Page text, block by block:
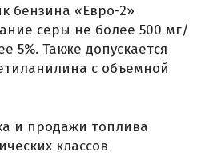
бензина «Евро-2»
серы не более 500 мг/
5%. Также допускается
с объемной
и продажи топлива
классов